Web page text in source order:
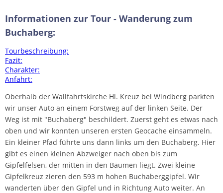
Informationen zur Tour - Wanderung zum
Buchaberg:
Tourbeschreibung:
Fazit:
Charakter:
Anfahrt:
Oberhalb der Wallfahrtskirche Hl. Kreuz bei Windberg parkten
wir unser Auto an einem Forstweg auf der linken Seite. Der
Weg ist mit "Buchaberg" beschildert. Zuerst geht es etwas nach
oben und wir konnten unseren ersten Geocache einsammeln.
Ein kleiner Pfad führte uns dann links um den Buchaberg. Hier
gibt es einen kleinen Abzweiger nach oben bis zum
Gipfelfelsen, der mitten in den Bäumen liegt. Zwei kleine
Gipfelkreuz zieren den 593 m hohen Buchaberggipfel. Wir
wanderten über den Gipfel und in Richtung Auto weiter. An